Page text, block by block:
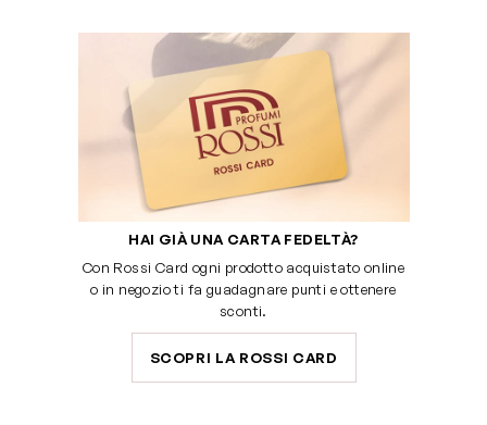
HAI GIÀ UNA CARTA FEDELTÀ?
Con Rossi Card ogni prodotto acquistato online
o in negozio ti fa guadagnare punti e ottenere
sconti.
SCOPRI LA ROSSI CARD